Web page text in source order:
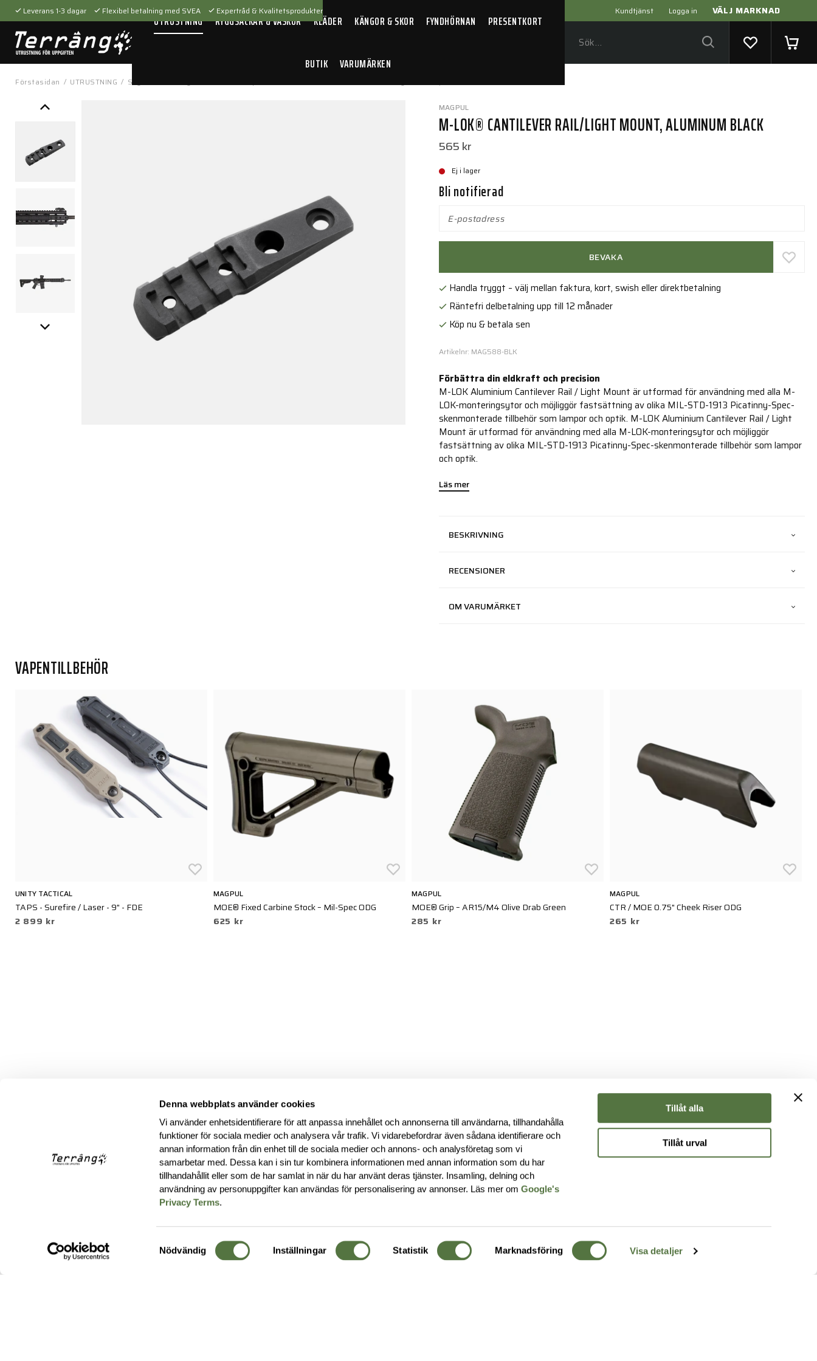
Denna webbplats använder cookies
Vi använder enhetsidentifierare för att anpassa innehållet och annonserna till användarna, tillhandahålla
funktioner för sociala medier och analysera vår trafik. Vi vidarebefordrar även sådana identifierare och
annan information från din enhet till de sociala medier och annons- och analysföretag som vi
samarbetar med. Dessa kan i sin tur kombinera informationen med annan information som du har
tillhandahållit eller som de har samlat in när du har använt deras tjänster. Insamling, delning och
användning av personuppgifter kan användas för personalisering av annonser. Läs mer omGoogle's
Privacy Terms.
Samtyckesval
Nödvändig Inställningar Statistik Marknadsföring Visa detaljer
Tillåt alla
Tillåt urval
Kundtjänst Logga in VÄLJ MARKNAD
Leverans 1-3 dagar Flexibel betalning med SVEA Expertråd & Kvalitetsprodukter
UTRUSTNING RYGGSÄCKAR & VÄSKOR KLÄDER KÄNGOR & SKOR FYNDHÖRNAN PRESENTKORT
BUTIK VARUMÄRKEN
Förstasidan / UTRUSTNING / Skytteutrustning
MAGPUL
M-LOK® CANTILEVER RAIL/LIGHT MOUNT, ALUMINUM BLACK
565 kr
Ej i lager
Bli notifierad
BEVAKA
Handla tryggt – välj mellan faktura, kort, swish eller direktbetalning
Räntefri delbetalning upp till 12 månader
Köp nu & betala sen
Artikelnr: MAG588-BLK
Förbättra din eldkraft och precision
M-LOK Aluminium Cantilever Rail / Light Mount är utformad för användning med alla M-
LOK-monteringsytor och möjliggör fastsättning av olika MIL-STD-1913 Picatinny-Spec-
skenmonterade tillbehör som lampor och optik. M-LOK Aluminium Cantilever Rail / Light
Mount är utformad för användning med alla M-LOK-monteringsytor och möjliggör
fastsättning av olika MIL-STD-1913 Picatinny-Spec-skenmonterade tillbehör som lampor
och optik.
Läs mer
BESKRIVNING
RECENSIONER
OM VARUMÄRKET
VAPENTILLBEHÖR
UNITY TACTICAL
TAPS - Surefire / Laser - 9" - FDE
2 899 kr
MAGPUL
MOE® Fixed Carbine Stock – Mil-Spec ODG
625 kr
MAGPUL
MOE® Grip – AR15/M4 Olive Drab Green
285 kr
MAGPUL
CTR / MOE 0.75" Cheek Riser ODG
265 kr